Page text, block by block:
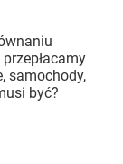
samochody,
być?